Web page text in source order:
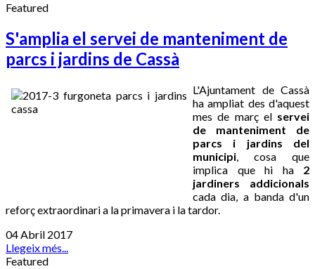
Featured
S'amplia el servei de manteniment de
parcs i jardins de Cassà
L'Ajuntament de Cassà
ha ampliat des d'aquest
mes de març el servei
de manteniment de
parcs i jardins del
municipi, cosa que
implica que hi ha 2
jardiners addicionals
cada dia, a banda d'un
reforç extraordinari a la primavera i la tardor.
04 Abril 2017
Llegeix més...
Featured